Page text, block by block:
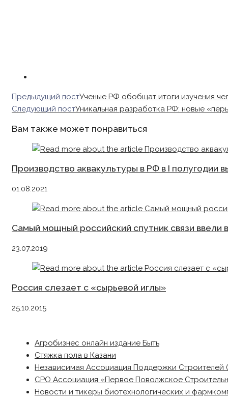
Read
more
Предыдущий постУченые РФ обобщат итоги изучения
Следующий постУникальная разработка РФ: новые
Вам также может понравиться
Производство аквакультуры в РФ в I полугодии
01.08.2021
Самый мощный российский спутник связи ввели
23.07.2019
Россия слезает с «сырьевой иглы»
25.10.2015
Агробизнес онлайн издание Быть
Стяжка пола в Казани
Независимая Ассоциация Поддержки Строителей
СРО Ассоциация «Первое Поволжское
Новости и тикеры биотехнологических и